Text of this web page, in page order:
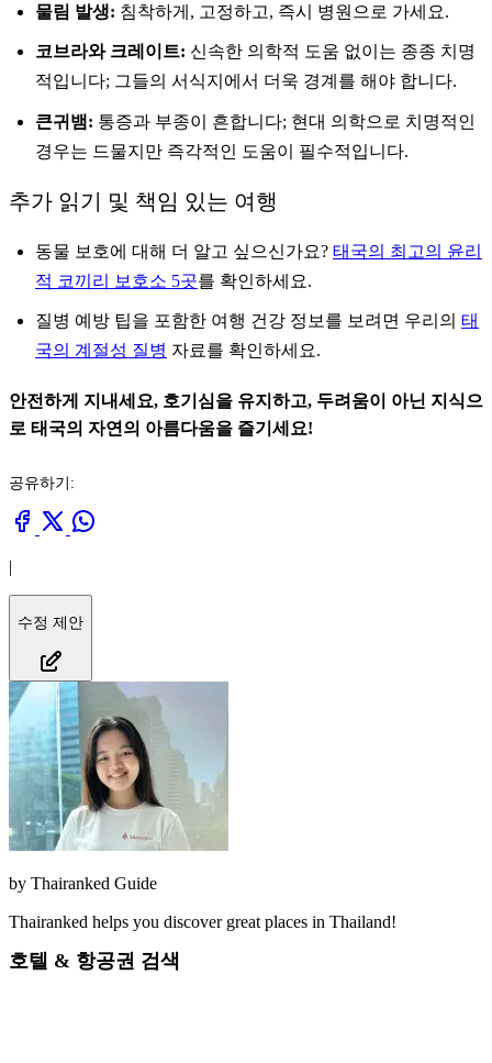
물림 발생: 침착하게, 고정하고, 즉시 병원으로 가세요.
코브라와 크레이트: 신속한 의학적 도움 없이는 종종 치명
적입니다; 그들의 서식지에서 더욱 경계를 해야 합니다.
큰귀뱀: 통증과 부종이 흔합니다; 현대 의학으로 치명적인
경우는 드물지만 즉각적인 도움이 필수적입니다.
추가 읽기 및 책임 있는 여행
동물 보호에 대해 더 알고 싶으신가요? 태국의 최고의 윤리
적 코끼리 보호소 5곳를 확인하세요.
질병 예방 팁을 포함한 여행 건강 정보를 보려면 우리의 태
국의 계절성 질병 자료를 확인하세요.
안전하게 지내세요, 호기심을 유지하고, 두려움이 아닌 지식으
로 태국의 자연의 아름다움을 즐기세요!
공유하기:
|
수정 제안
by Thairanked Guide
Thairanked helps you discover great places in Thailand!
호텔 & 항공권 검색